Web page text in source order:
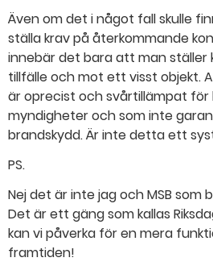
Även om det i något fall skulle
ställa krav på återkommande
innebär det bara att man ställer
tillfälle och mot ett visst objekt.
är oprecist och svårtillämpat för
myndigheter och som inte
brandskydd. Är inte detta ett
PS.
Nej det är inte jag och MSB som
Det är ett gäng som kallas
kan vi påverka för en mera
framtiden!